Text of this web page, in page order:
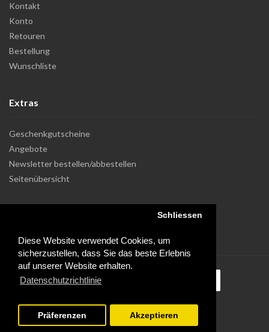
Diese Website verwendet Cookies, um
sicherzustellen, dass Sie das beste Erlebnis
auf unserer Website erhalten.
Datenschutzrichtlinie
Schliessen
Präferenzen Akzeptieren
Kontakt
Konto
Retouren
Bestellung
Wunschliste
Extras
Geschenkgutscheine
Angebote
Newsletter bestellen/abbestellen
Seitenübersicht
Powered by Dupuis Informatique